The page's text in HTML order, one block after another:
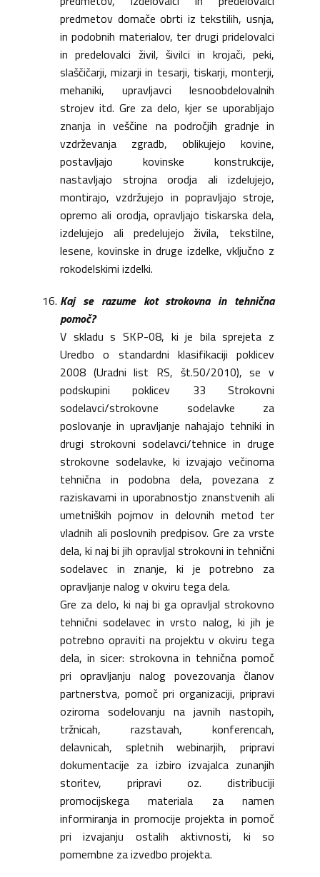
predmetov domače obrti iz tekstilih, usnja,
in podobnih materialov, ter drugi pridelovalci
in predelovalci živil, šivilci in krojači, peki,
slaščičarji, mizarji in tesarji, tiskarji, monterji,
mehaniki, upravljavci lesnoobdelovalnih
strojev itd. Gre za delo, kjer se uporabljajo
znanja in veščine na področjih gradnje in
vzdrževanja zgradb, oblikujejo kovine,
postavljajo kovinske konstrukcije,
nastavljajo strojna orodja ali izdelujejo,
montirajo, vzdržujejo in popravljajo stroje,
opremo ali orodja, opravljajo tiskarska dela,
izdelujejo ali predelujejo živila, tekstilne,
lesene, kovinske in druge izdelke, vključno z
rokodelskimi izdelki.
Kaj se razume kot strokovna in tehnična
pomoč?
V skladu s SKP-08, ki je bila sprejeta z
Uredbo o standardni klasifikaciji poklicev
2008 (Uradni list RS, št.50/2010), se v
podskupini poklicev 33 Strokovni
sodelavci/strokovne sodelavke za
poslovanje in upravljanje nahajajo tehniki in
drugi strokovni sodelavci/tehnice in druge
strokovne sodelavke, ki izvajajo večinoma
tehnična in podobna dela, povezana z
raziskavami in uporabnostjo znanstvenih ali
umetniških pojmov in delovnih metod ter
vladnih ali poslovnih predpisov. Gre za vrste
dela, ki naj bi jih opravljal strokovni in tehnični
sodelavec in znanje, ki je potrebno za
opravljanje nalog v okviru tega dela.
Gre za delo, ki naj bi ga opravljal strokovno
tehnični sodelavec in vrsto nalog, ki jih je
potrebno opraviti na projektu v okviru tega
dela, in sicer: strokovna in tehnična pomoč
pri opravljanju nalog povezovanja članov
partnerstva, pomoč pri organizaciji, pripravi
oziroma sodelovanju na javnih nastopih,
tržnicah, razstavah, konferencah,
delavnicah, spletnih webinarjih, pripravi
dokumentacije za izbiro izvajalca zunanjih
storitev, pripravi oz. distribuciji
promocijskega materiala za namen
informiranja in promocije projekta in pomoč
pri izvajanju ostalih aktivnosti, ki so
pomembne za izvedbo projekta.